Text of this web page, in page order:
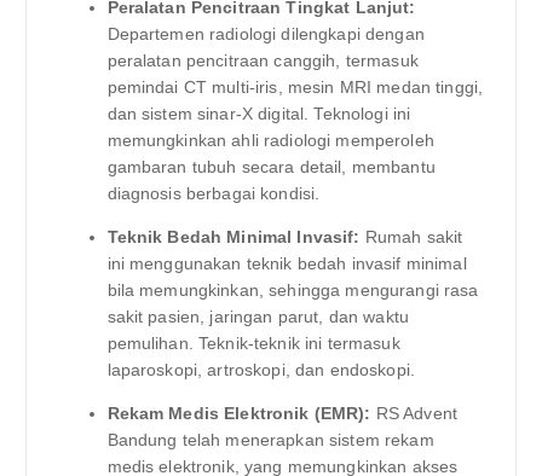
Peralatan Pencitraan Tingkat Lanjut:
Departemen radiologi dilengkapi dengan
peralatan pencitraan canggih, termasuk
pemindai CT multi-iris, mesin MRI medan tinggi,
dan sistem sinar-X digital. Teknologi ini
memungkinkan ahli radiologi memperoleh
gambaran tubuh secara detail, membantu
diagnosis berbagai kondisi.
Teknik Bedah Minimal Invasif: Rumah sakit
ini menggunakan teknik bedah invasif minimal
bila memungkinkan, sehingga mengurangi rasa
sakit pasien, jaringan parut, dan waktu
pemulihan. Teknik-teknik ini termasuk
laparoskopi, artroskopi, dan endoskopi.
Rekam Medis Elektronik (EMR): RS Advent
Bandung telah menerapkan sistem rekam
medis elektronik, yang memungkinkan akses